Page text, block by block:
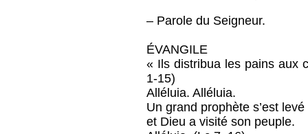
– Parole du Seigneur.
ÉVANGILE
« Ils distribua les pains aux
1-15)
Alléluia. Alléluia.
Un grand prophète s’est
et Dieu a visité son peuple.